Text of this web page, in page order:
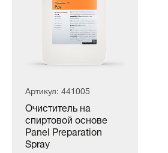
Артикул: 441005
Очиститель на
спиртовой основе
Panel Preparation
Spray